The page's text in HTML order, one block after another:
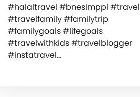
#halaltravel #bnesimppl #travel
#travelfamily #familytrip
#familygoals #lifegoals
#travelwithkids #travelblogger
#instatravel…